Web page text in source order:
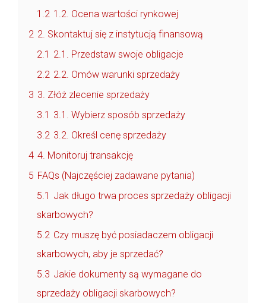
1.2 1.2. Ocena wartości rynkowej
2 2. Skontaktuj się z instytucją finansową
2.1 2.1. Przedstaw swoje obligacje
2.2 2.2. Omów warunki sprzedaży
3 3. Złóż zlecenie sprzedaży
3.1 3.1. Wybierz sposób sprzedaży
3.2 3.2. Określ cenę sprzedaży
4 4. Monitoruj transakcję
5 FAQs (Najczęściej zadawane pytania)
5.1 Jak długo trwa proces sprzedaży obligacji
skarbowych?
5.2 Czy muszę być posiadaczem obligacji
skarbowych, aby je sprzedać?
5.3 Jakie dokumenty są wymagane do
sprzedaży obligacji skarbowych?